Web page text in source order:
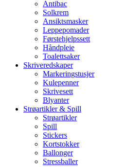
Antibac
Solkrem
Ansiktsmasker
Leppepomader
Førstehjelpssett
Håndpleie
Toalettsaker
Skriveredskaper
Markeringstusjer
Kulepenner
Skrivesett
Blyanter
Strøartikler & Spill
Strøartikler
Spill
Stickers
Kortstokker
Ballonger
Stressballer